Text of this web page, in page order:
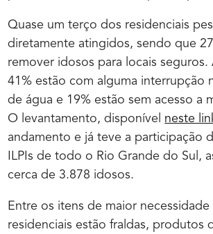
Quase um terço dos residenciais
diretamente atingidos, sendo que
remover idosos para locais seguros.
41% estão com alguma interrupção
de água e 19% estão sem acesso a
O levantamento, disponível neste
andamento e já teve a participação
ILPIs de todo o Rio Grande do Sul,
cerca de 3.878 idosos.
Entre os itens de maior necessidade
residenciais estão fraldas, produtos